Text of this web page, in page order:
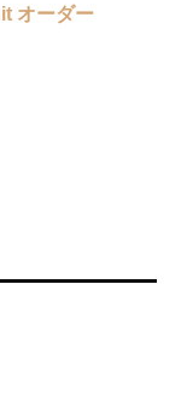
オーダー